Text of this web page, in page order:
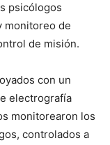
psicólogos
monitoreo de
de misión.
con un
electrografía
monitorearon los
controlados a